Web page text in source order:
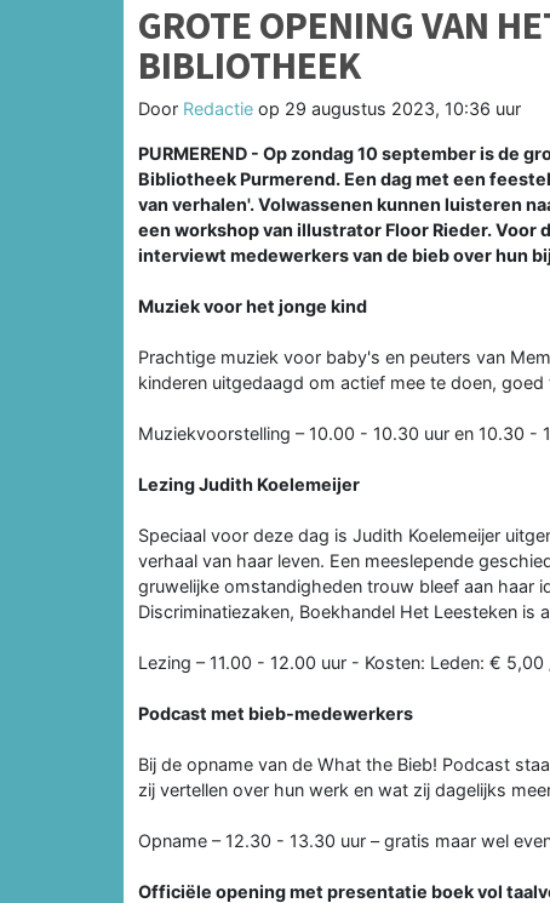
GROTE OPENING VAN
BIBLIOTHEEK
Door Redactie op 29 augustus 2023, 10:36 uur
PURMEREND - Op zondag 10 september is de
Bibliotheek Purmerend. Een dag met een
van verhalen'. Volwassenen kunnen luisteren
een workshop van illustrator Floor Rieder. Voor
interviewt medewerkers van de bieb over hun
Muziek voor het jonge kind
Prachtige muziek voor baby's en peuters van
kinderen uitgedaagd om actief mee te doen,
Muziekvoorstelling – 10.00 - 10.30 uur en 10.30 -
Lezing Judith Koelemeijer
Speciaal voor deze dag is Judith Koelemeijer
verhaal van haar leven. Een meeslepende
gruwelijke omstandigheden trouw bleef aan haar
Discriminatiezaken, Boekhandel Het Leesteken is
Lezing – 11.00 - 12.00 uur - Kosten: Leden: €
Podcast met bieb-medewerkers
Bij de opname van de What the Bieb! Podcast
zij vertellen over hun werk en wat zij dagelijks
Opname – 12.30 - 13.30 uur – gratis maar wel
Officiële opening met presentatie boek vol